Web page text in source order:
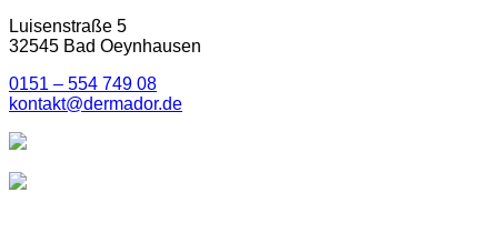
Luisenstraße 5
32545 Bad Oeynhausen
0151 – 554 749 08
kontakt@dermador.de